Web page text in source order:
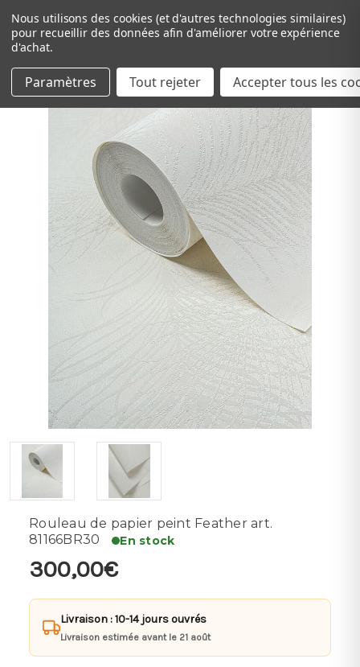
Passer au contenu principal
Rouleau de papier peint Feather art.
81166BR30
En stock
300,00€
Livraison : 10-14 jours ouvrés
Livraison estimée avant le 21 août
Nous utilisons des cookies (et d'autres technologies similaires)
pour recueillir des données afin d'améliorer votre expérience
d'achat.
Paramètres Tout rejeter Accepter tous les